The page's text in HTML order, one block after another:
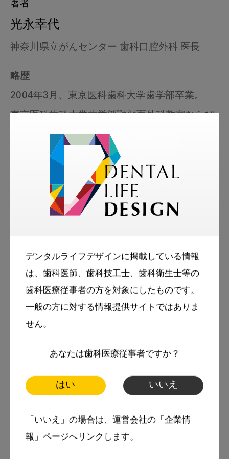
デンタルライフデザインに掲載している情報
は、歯科医師、歯科技工士、歯科衛生士等の
歯科医療従事者の方を対象にしたものです。
一般の方に対する情報提供サイトではありま
せん。
あなたは歯科医療従事者ですか？
はい いいえ
「いいえ」の場合は、運営会社の「企業情
報」ページへリンクします。
著者
光永幸代
神奈川県立がんセンター 歯科口腔外科 医長
略歴
2004年3月、東京医科歯科大学歯学部卒業。
東京医科歯科大学歯学部顎顔面外科教室ならび
横浜市立大学顎顔面口腔制御学教室での口腔外
2014年4月より現職。
日本口腔腫瘍学会
日本がん口腔支持療法学会
日本静脈経腸栄養学会など。
運動とおいしいものを食べることが好きで、患
者さんの食べることのお手伝いができる今の仕
事に就いていることに喜びとやりがいを感じて
tags スマイル＋アーカイブ